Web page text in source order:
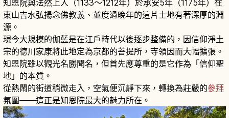
知恩院與法然上人（1133～1212年）於承安5年（1175年）在
東山吉水弘揚念佛教義、並度過晚年的這片土地有著深厚的淵
源。
現今大規模的伽藍是在江戶時代以後逐步整備的，因信仰淨土
宗的德川家康將此地定為京都的菩提所，寺領因而大幅擴張。
知恩院雖以觀光名勝聞名，但首先應尊重的是它作為「信仰聖
地」的本質。
從熱鬧的街道稍微走入，空氣便沉靜下來，轉換為莊嚴的參拜
氛圍——這正是知恩院最大的魅力所在。